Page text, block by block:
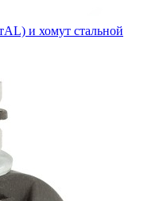
и хомут стальной